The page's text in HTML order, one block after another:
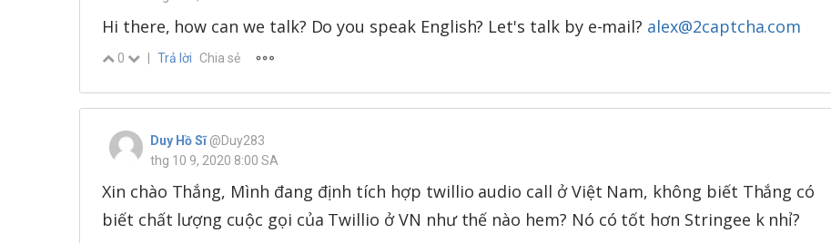
Hi there, how can we talk? Do you speak English? Let's talk by e-mail? alex@2captcha.com
0 | Trả lời Chia sẻ
Duy Hồ Sĩ @Duy283
thg 10 9, 2020 8:00 SA
Xin chào Thắng, Mình đang định tích hợp twillio audio call ở Việt Nam, không biết Thắng có
biết chất lượng cuộc gọi của Twillio ở VN như thế nào hem? Nó có tốt hơn Stringee k nhỉ?